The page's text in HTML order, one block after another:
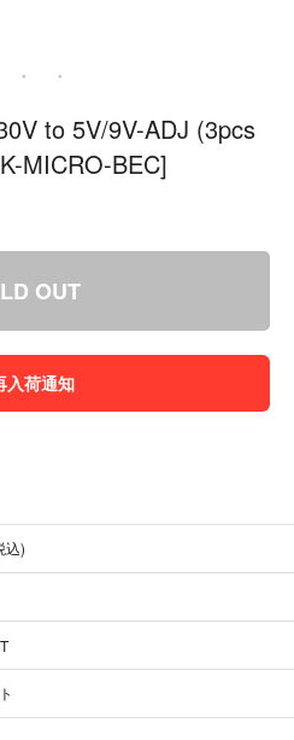
to 5V/9V-ADJ (3pcs
MICRO-BEC]
OUT
入荷通知
込)